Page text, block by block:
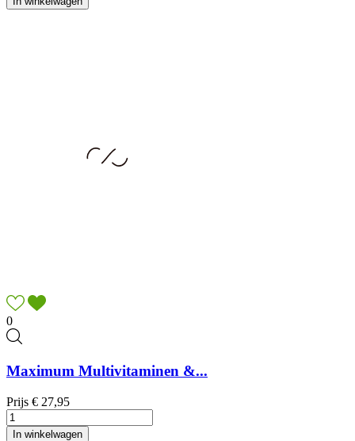
0
Maximum Multivitaminen &...
Prijs € 27,95
In winkelwagen